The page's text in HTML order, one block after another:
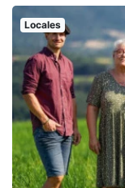
Locales